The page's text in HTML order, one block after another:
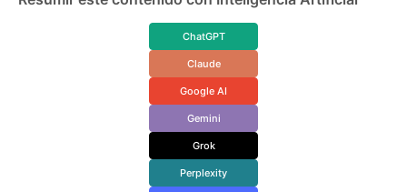
ChatGPT
Claude
Google AI
Gemini
Grok
Perplexity